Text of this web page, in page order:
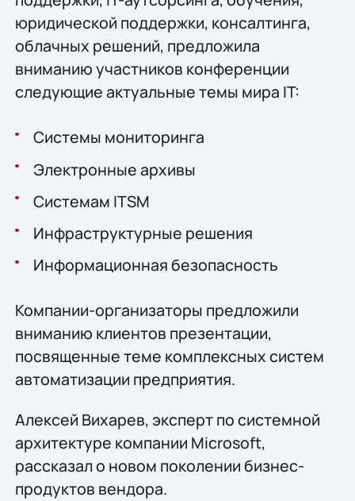
юридической поддержки, консалтинга,
облачных решений, предложила
вниманию участников конференции
следующие актуальные темы мира IT:
Системы мониторинга
Электронные архивы
Системам ITSM
Инфраструктурные решения
Информационная безопасность
Компании-организаторы предложили
вниманию клиентов презентации,
посвящeнные теме комплексных систем
автоматизации предприятия.
Алексей Вихарев, эксперт по системной
архитектуре компании Microsoft,
рассказал о новом поколении бизнес-
продуктов вендора.